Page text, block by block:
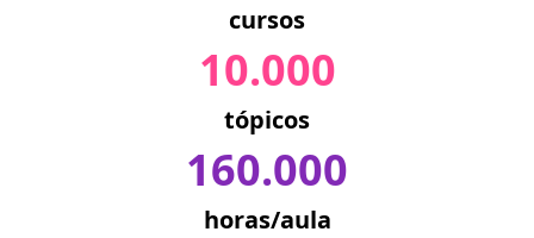
cursos
10.000
tópicos
160.000
horas/aula